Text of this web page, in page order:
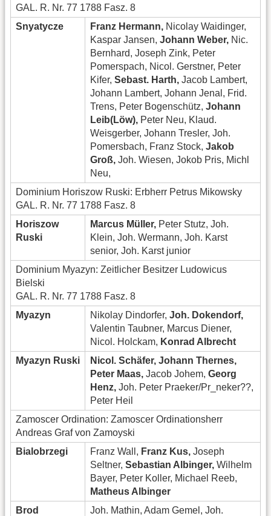
GAL. R. Nr. 77 1788 Fasz. 8
Snyatycze
Franz Hermann, Nicolay Waidinger,
Kaspar Jansen, Johann Weber, Nic.
Bernhard, Joseph Zink, Peter
Pomerspach, Nicol. Gerstner, Peter
Kifer, Sebast. Harth, Jacob Lambert,
Johann Lambert, Johann Jenal, Frid.
Trens, Peter Bogenschütz, Johann
Leib(Löw), Peter Neu, Klaud.
Weisgerber, Johann Tresler, Joh.
Pomersbach, Franz Stock, Jakob
Groß, Joh. Wiesen, Jokob Pris, Michl
Neu,
Dominium Horiszow Ruski: Erbherr Petrus Mikowsky
GAL. R. Nr. 77 1788 Fasz. 8
Horiszow
Ruski
Marcus Müller, Peter Stutz, Joh.
Klein, Joh. Wermann, Joh. Karst
senior, Joh. Karst junior
Dominium Myazyn: Zeitlicher Besitzer Ludowicus
Bielski
GAL. R. Nr. 77 1788 Fasz. 8
Myazyn
Nikolay Dindorfer, Joh. Dokendorf,
Valentin Taubner, Marcus Diener,
Nicol. Holckam, Konrad Albrecht
Myazyn Ruski
Nicol. Schäfer, Johann Thernes,
Peter Maas, Jacob Johem, Georg
Henz, Joh. Peter Praeker/Pr_neker??,
Peter Heil
Zamoscer Ordination: Zamoscer Ordinationsherr
Andreas Graf von Zamoyski
Bialobrzegi
Franz Wall, Franz Kus, Joseph
Seltner, Sebastian Albinger, Wilhelm
Bayer, Peter Koller, Michael Reeb,
Matheus Albinger
Brod
Joh. Mathin, Adam Gemel, Joh.